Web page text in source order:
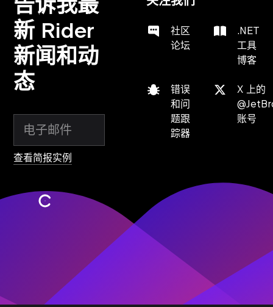
新 Rider
新闻和动
态
查看简报实例
订阅
社区
论坛
.NET
工具
博客
错误
和问
题跟
踪器
X 上的
账号